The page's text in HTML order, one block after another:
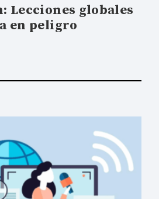
Lecciones globales
en peligro